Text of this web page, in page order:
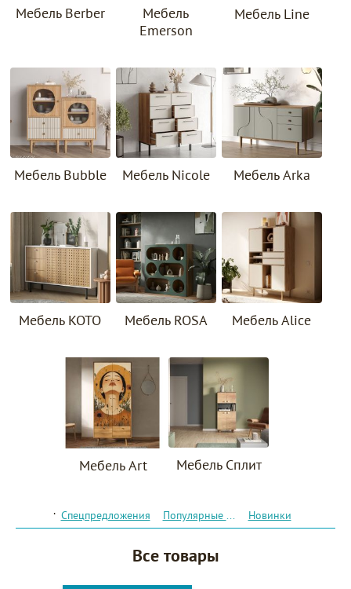
Мебель Berber
Мебель
Emerson
Мебель Line
Мебель Bubble Мебель Nicole Мебель Arka
Мебель KOTO Мебель ROSA Мебель Alice
Мебель Art Мебель Сплит
. Спецпредложения Популярные товары Новинки
Все товары